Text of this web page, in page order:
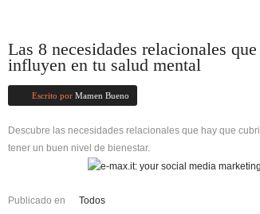
Las 8 necesidades relacionales que
influyen en tu salud mental
Escrito por Mamen Bueno
Descubre las necesidades relacionales que hay que
tener un buen nivel de bienestar.
Publicado en Todos